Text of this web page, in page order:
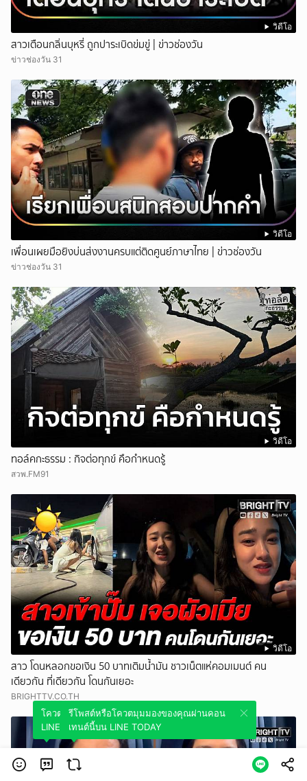
วิดีโอ
สาวเตือนกลิ่นบุหรี่ ถูกปาระเบิดข่มขู่ | ข่าวช่องวัน
ข่าวช่องวัน 31
วิดีโอ
เพื่อนเผยมือยิงบ่นส่งงานครบแต่ติดศูนย์ภาษาไทย | ข่าวช่องวัน
ข่าวช่องวัน 31
วิดีโอ
ทอล์คกะธรรม : กิจต่อทุกข์ คือกำหนดรู้
สวพ.FM91
วิดีโอ
สาว โดนหลอกขอเงิน 50 บาทเติมน้ำมัน ชาวเน็ตแห่คอมเมนต์ คน
เดียวกัน ที่เดียวกัน โดนกันเยอะ
BRIGHTTV.CO.TH
โควตมุมมองของคุณผ่านคอนเทนต์นี้บน
LINE TODAY
รีโพสต์หรือโควตมุมมองของคุณผ่านคอน
เทนต์นี้บน LINE TODAY